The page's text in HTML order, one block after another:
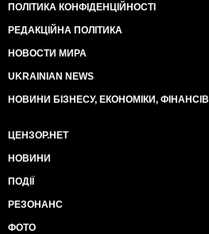
ПОЛІТИКА КОНФІДЕНЦІЙНОСТІ
РЕДАКЦІЙНА ПОЛІТИКА
НОВОСТИ МИРА
UKRAINIAN NEWS
НОВИНИ БІЗНЕСУ, ЕКОНОМІКИ, ФІНАНСІВ
ЦЕНЗОР.НЕТ
НОВИНИ
ПОДІЇ
РЕЗОНАНС
ФОТО